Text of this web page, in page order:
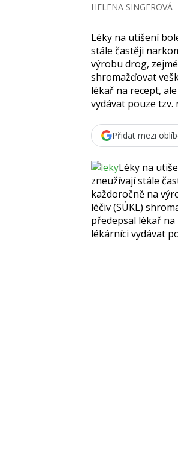
HELENA SINGEROVÁ
Léky na utišení
stále častěji
výrobu drog,
shromažďovat
lékař na recept,
vydávat pouze
Přidat mezi
Léky na
zneužívají stále
každoročně na
léčiv (SÚKL)
předepsal lékař
lékárníci vydávat